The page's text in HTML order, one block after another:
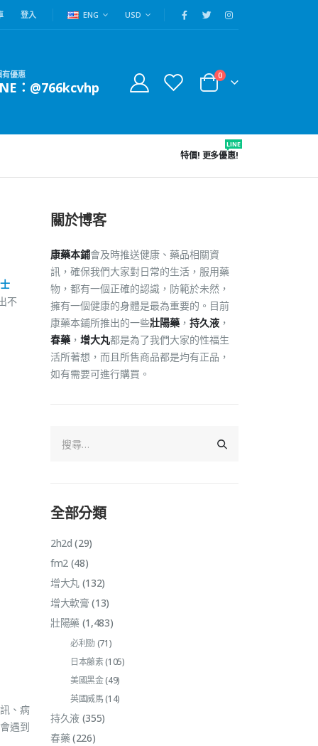
登入 ENG USD
有優惠
：@766kcvhp
0
特價! 更多優惠!
LINE
不
、病
遇到
關於博客
康藥本鋪會及時推送健康、藥品相關資
訊，確保我們大家對日常的生活，服用藥
物，都有一個正確的認識，防範於未然，
擁有一個健康的身體是最為重要的。目前
康藥本鋪所推出的一些壯陽藥 ， 持久液 ，
春藥 ， 增大丸都是為了我們大家的性福生
活所著想，而且所售商品都是均有正品，
如有需要可進行購買。
全部分類
2h2d (29)
fm2(48)
增大丸(132)
增大軟膏 (13)
壯陽藥(1,483)
必利勁(71)
日本藤素(105)
美國黑金(49)
英國威馬(14)
持久液(355)
春藥(226)